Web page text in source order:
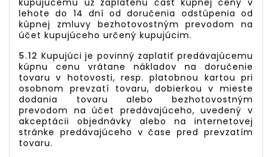
kupujúcemu už zaplatenú časť kúpnej ceny v
lehote do 14 dní od doručenia odstúpenia od
kúpnej zmluvy bezhotovostným prevodom na
účet kupujúceho určený kupujúcim.
5.12 Kupujúci je povinný zaplatiť predávajúcemu
kúpnu cenu vrátane nákladov na doručenie
tovaru v hotovosti, resp. platobnou kartou pri
osobnom prevzatí tovaru, dobierkou v mieste
dodania tovaru alebo bezhotovostným
prevodom na účet predávajúceho, uvedený v
akceptácii objednávky alebo na internetovej
stránke predávajúceho v čase pred prevzatím
tovaru.